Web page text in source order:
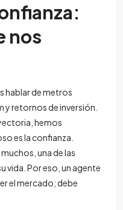
nos
hablar de metros
retornos de inversión.
hemos
es la confianza.
una de las
vida. Por eso, un agente
el mercado; debe